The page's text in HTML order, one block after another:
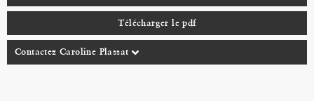
Télécharger le pdf
Contactez Caroline Plassat